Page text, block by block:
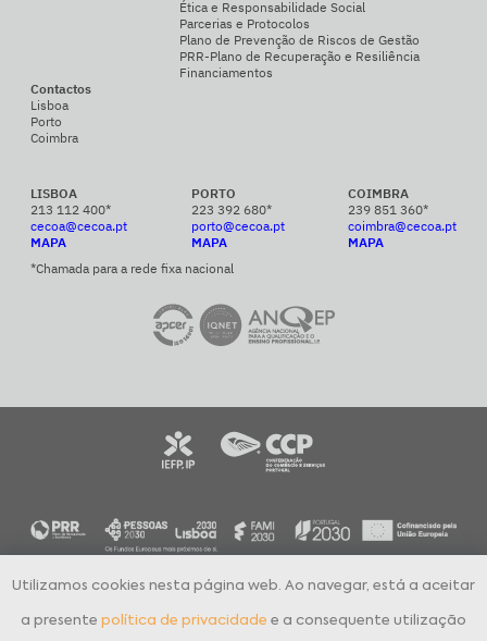
Ética e Responsabilidade Social
Parcerias e Protocolos
Plano de Prevenção de Riscos de Gestão
PRR-Plano de Recuperação e Resiliência
Financiamentos
Contactos
Lisboa
Porto
Coimbra
LISBOA
213 112 400*
cecoa@cecoa.pt
MAPA
PORTO
223 392 680*
porto@cecoa.pt
MAPA
COIMBRA
239 851 360*
coimbra@cecoa.pt
MAPA
*Chamada para a rede fixa nacional
Utilizamos cookies nesta página web. Ao navegar, está a aceitar
a presente política de privacidade e a consequente utilização
Todos os direitos reservados